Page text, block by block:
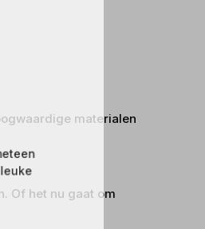
materialen
Of het nu gaat om